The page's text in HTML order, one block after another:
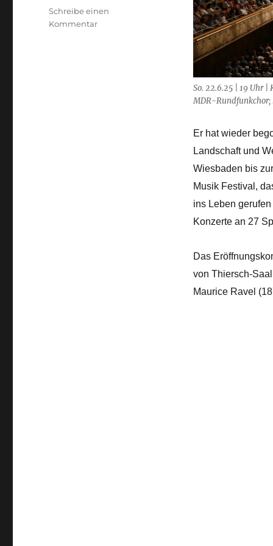
So. 22.6.25 | 19 Uhr
MDR-
Er hat wieder
Landschaft und
Wiesbaden bis
Musik Festival,
ins Leben
Konzerte an 27
Das
von Thiersch-
Maurice Ravel
Schreibe einen
Kommentarzu